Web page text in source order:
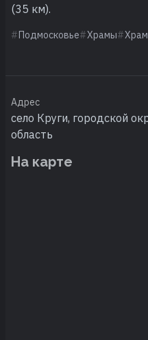
(35 км).
Подмосковье Храмы
Адрес
село Круги, городской
область
На карте